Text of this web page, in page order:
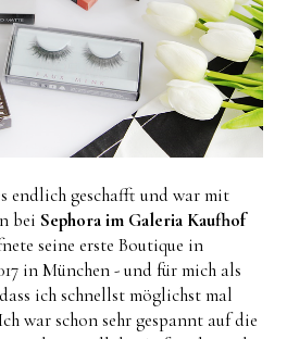
endlich geschafft und war mit
bei Sephora im Galeria Kaufhof
seine erste Boutique in
in München - und für mich als
ich schnellst möglichst mal
war schon sehr gespannt auf die